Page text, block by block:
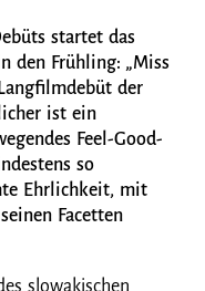
startet das
den Frühling: „Miss
der
ist ein
Feel-Good-
so
Ehrlichkeit, mit
Facetten
slowakischen